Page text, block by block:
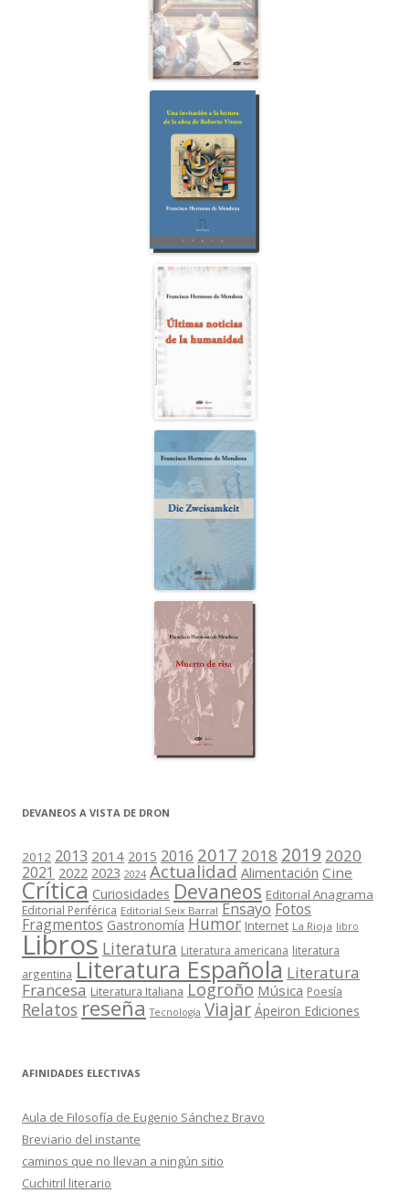
DEVANEOS A VISTA DE DRON
2012 2013 2014 2015 2016 2017 2018 2019 2020
2021 2022 2023 2024 Actualidad Alimentación Cine
Crítica Curiosidades Devaneos Editorial Anagrama
Editorial Periférica Editorial Seix Barral Ensayo Fotos
Fragmentos Gastronomía Humor Internet La Rioja libro
Libros Literatura Literatura americana literatura
argentina Literatura Española Literatura
Francesa Literatura Italiana Logroño Música Poesía
Relatos reseña Tecnología Viajar Ápeiron Ediciones
AFINIDADES ELECTIVAS
Aula de Filosofía de Eugenio Sánchez Bravo
Breviario del instante
caminos que no llevan a ningún sitio
Cuchitril literario